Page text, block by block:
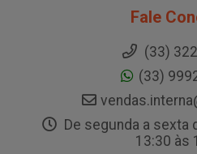
Fale
(33)
(33)
De segunda a sexta
13:30 às